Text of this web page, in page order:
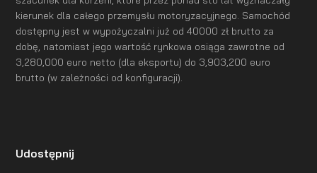
kierunek dla całego przemysłu motoryzacyjnego. Samochód
dostępny jest w wypożyczalni już od 40000 zł brutto za
dobę, natomiast jego wartość rynkowa osiąga zawrotne od
3,280,000 euro netto (dla eksportu) do 3,903,200 euro
brutto (w zależności od konfiguracji).
Udostępnij